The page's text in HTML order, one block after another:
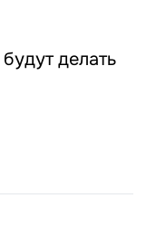
делать